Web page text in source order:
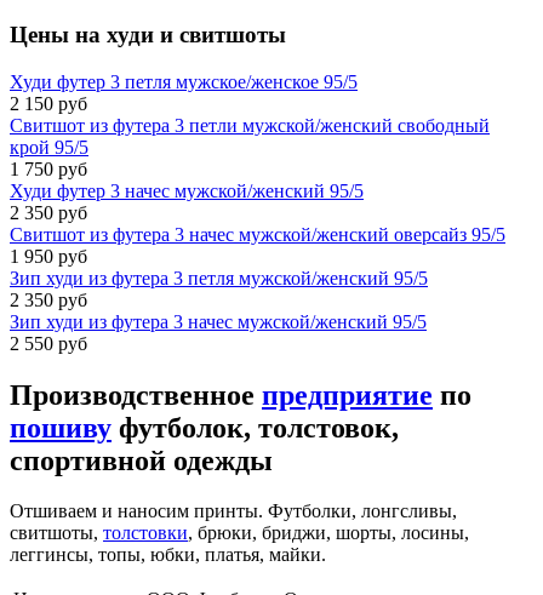
Цены на худи и свитшоты
Худи футер 3 петля мужское/женское 95/5
2 150 руб
Свитшот из футера 3 петли мужской/женский свободный
крой 95/5
1 750 руб
Худи футер 3 начес мужской/женский 95/5
2 350 руб
Свитшот из футера 3 начес мужской/женский оверсайз 95/5
1 950 руб
Зип худи из футера 3 петля мужской/женский 95/5
2 350 руб
Зип худи из футера 3 начес мужской/женский 95/5
2 550 руб
Производственное предприятие по
пошиву футболок, толстовок,
спортивной одежды
Отшиваем и наносим принты. Футболки, лонгсливы,
свитшоты, толстовки, брюки, бриджи, шорты, лосины,
леггинсы, топы, юбки, платья, майки.